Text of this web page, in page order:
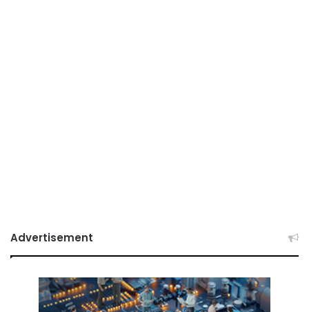
Advertisement